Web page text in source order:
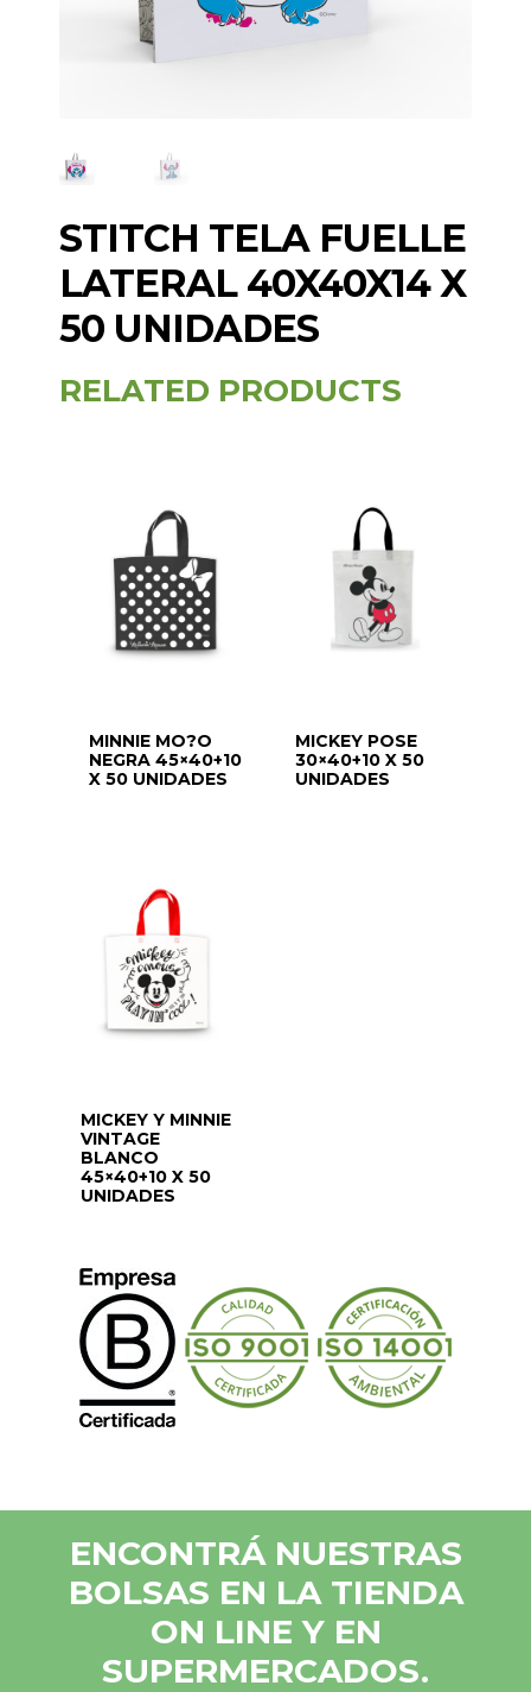
STITCH TELA FUELLE
LATERAL 40X40X14 X
50 UNIDADES
RELATED PRODUCTS
MINNIE MO?O
NEGRA 45×40+10
X 50 UNIDADES
MICKEY POSE
30×40+10 X 50
UNIDADES
MICKEY Y MINNIE
VINTAGE
BLANCO
45×40+10 X 50
UNIDADES
ENCONTRÁ NUESTRAS
BOLSAS EN LA TIENDA
ON LINE Y EN
SUPERMERCADOS.